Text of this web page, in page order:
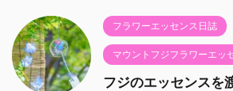
フラワーエッセンス日誌
マウントフジフラワーエッ
フジのエッセンスを